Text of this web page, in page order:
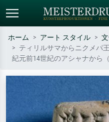
標準検索
– 例：モネ、星月夜、印象派、北
ホーム アート スタイル
ティリルサマからニクメパ
紀元前14世紀のアシャナから